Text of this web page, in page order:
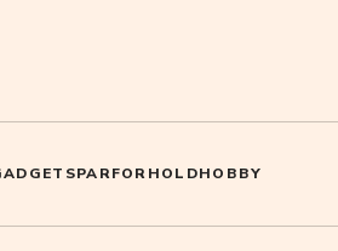
PARFORHOLDHOBBY